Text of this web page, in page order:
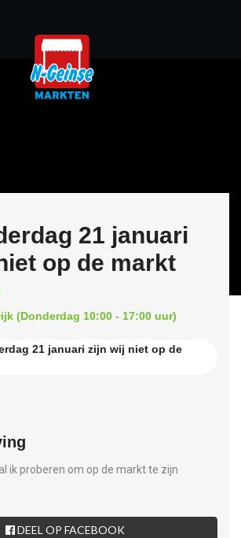
21 januari
op de markt
(Donderdag 10:00 - 17:00 uur)
21 januari zijn wij niet op de
ik proberen om op de markt te zijn
DEEL OP FACEBOOK